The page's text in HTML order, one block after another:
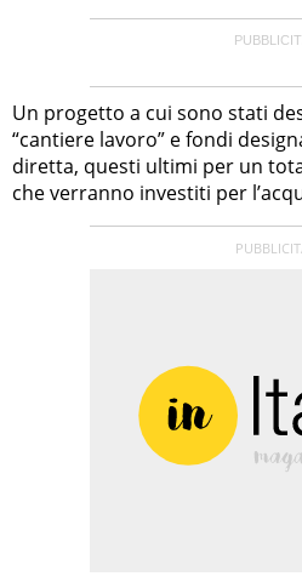
Un progetto a cui sono stati
“cantiere lavoro” e fondi
diretta, questi ultimi per un
che verranno investiti per